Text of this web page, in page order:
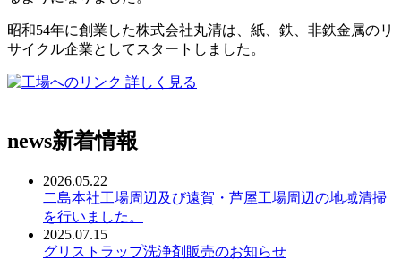
昭和54年に創業した株式会社丸清は、紙、鉄、非鉄金属のリ
サイクル企業としてスタートしました。
詳しく見る
news新着情報
2026.05.22
二島本社工場周辺及び遠賀・芦屋工場周辺の地域清掃
を行いました。
2025.07.15
グリストラップ洗浄剤販売のお知らせ